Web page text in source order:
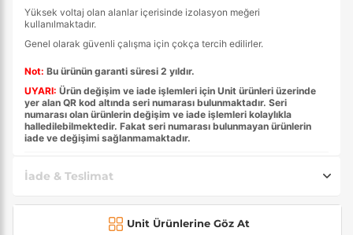
Yüksek voltaj olan alanlar içerisinde izolasyon meğeri
kullanılmaktadır.
Genel olarak güvenli çalışma için çokça tercih edilirler.
Not: Bu ürünün garanti süresi 2 yıldır.
UYARI: Ürün değişim ve iade işlemleri için Unit ürünleri üzerinde
yer alan QR kod altında seri numarası bulunmaktadır. Seri
numarası olan ürünlerin değişim ve iade işlemleri kolaylıkla
halledilebilmektedir. Fakat seri numarası bulunmayan ürünlerin
iade ve değişimi sağlanmamaktadır.
İade & Teslimat
Unit Ürünlerine Göz At